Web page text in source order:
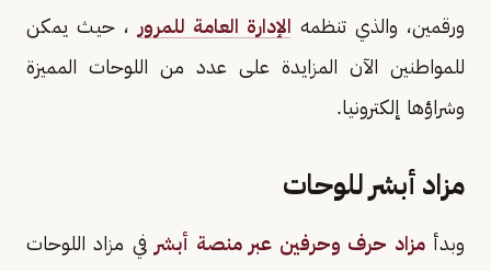
ورقمين، والذي تنظمه الإدارة العامة للمرور ، حيث يمكن
للمواطنين الآن المزايدة على عدد من اللوحات المميزة
وشراؤها إلكترونيا.
مزاد أبشر للوحات
وبدأمزاد حرف وحرفين عبر منصة أبشر في مزاد اللوحات